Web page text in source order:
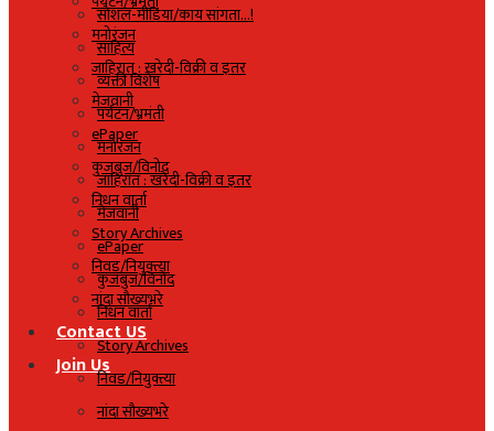
मनोरंजन
जाहिरात : खरेदी-विक्री व इतर
मेजवानी
ePaper
कुजबुज/विनोद
निधन वार्ता
Story Archives
निवड/नियुक्त्या
नांदा सौख्यभरे
Contact US
Join Us
सोशल-मीडिया/काय सांगता…!
साहित्य
व्यक्ती विशेष
पर्यटन/भ्रमंती
मनोरंजन
जाहिरात : खरेदी-विक्री व इतर
मेजवानी
ePaper
कुजबुज/विनोद
निधन वार्ता
Story Archives
निवड/नियुक्त्या
नांदा सौख्यभरे